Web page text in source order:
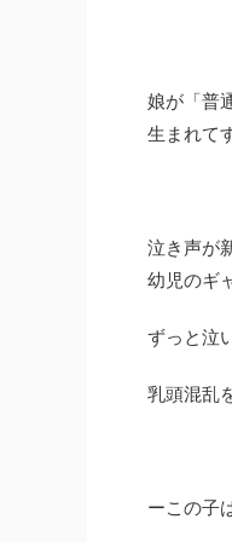
娘が「普
生まれて
泣き声が
幼児のギ
ずっと泣
乳頭混乱
ーこの子